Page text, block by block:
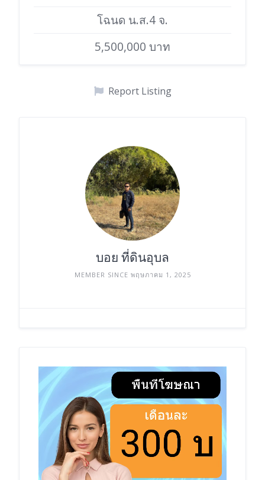
โฉนด น.ส.4 จ.
5,500,000 บาท
Report Listing
บอย ที่ดินอุบล
MEMBER SINCE พฤษภาคม 1, 2025